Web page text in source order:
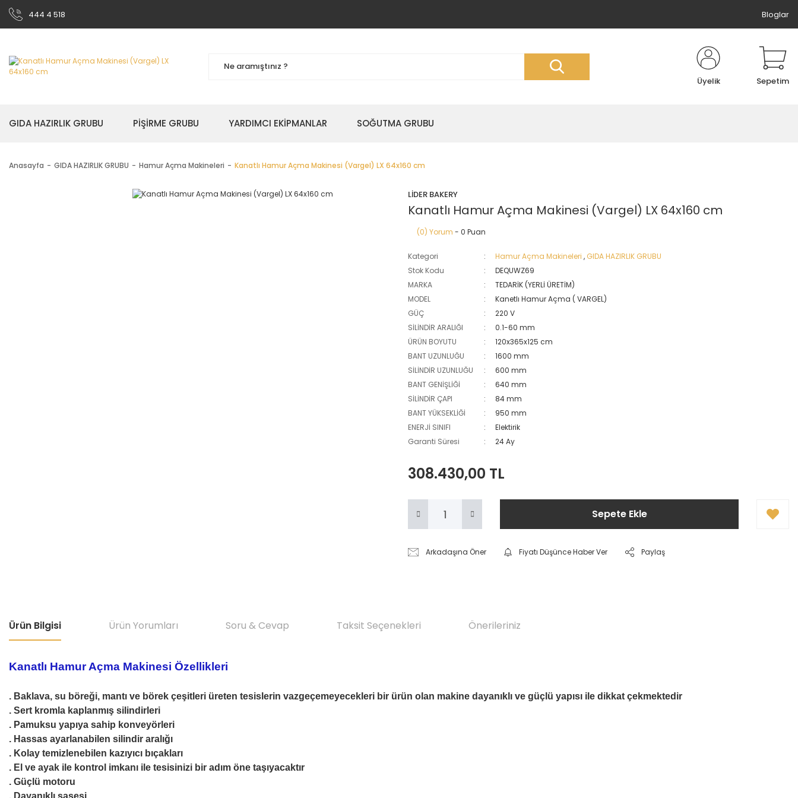
444 4 518 Bloglar
Üyelik Sepetim
GIDA HAZIRLIK GRUBU PİŞİRME GRUBU YARDIMCI EKİPMANLAR SOĞUTMA GRUBU
Anasayfa GIDA HAZIRLIK GRUBU Hamur Açma Makineleri Kanatlı Hamur Açma Makinesi (Vargel) LX 64x160 cm
LİDER BAKERY
Kanatlı Hamur Açma Makinesi (Vargel) LX 64x160 cm
(0) Yorum - 0 Puan
Kategori Hamur Açma Makineleri , GIDA HAZIRLIK GRUBU
Stok Kodu
DEQUWZ69
MARKA
TEDARİK (YERLİ ÜRETİM)
MODEL
Kanetlı Hamur Açma ( VARGEL)
GÜÇ
220 V
SİLİNDİR ARALIĞI
0.1-60 mm
ÜRÜN BOYUTU
120x365x125 cm
BANT UZUNLUĞU
1600 mm
SİLİNDİR UZUNLUĞU
600 mm
BANT GENİŞLİĞİ
640 mm
SİLİNDİR ÇAPI
84 mm
BANT YÜKSEKLİĞİ
950 mm
ENERJİ SINIFI
Elektirik
Garanti Süresi
24 Ay
308.430,00 TL
Sepete Ekle
Arkadaşına Öner Fiyatı Düşünce Haber Ver Paylaş
Ürün Bilgisi Ürün Yorumları Soru & Cevap Taksit Seçenekleri Önerileriniz
Kanatlı Hamur Açma Makinesi Özellikleri
. Baklava, su böreği, mantı ve börek çeşitleri üreten tesislerin vazgeçemeyecekleri bir ürün olan makine dayanıklı ve güçlü yapısı ile dikkat çekmektedir
. Sert kromla kaplanmış silindirleri
. Pamuksu yapıya sahip konveyörleri
. Hassas ayarlanabilen silindir aralığı
. Kolay temizlenebilen kazıyıcı bıçakları
. El ve ayak ile kontrol imkanı ile tesisinizi bir adım öne taşıyacaktır
. Güçlü motoru
. Dayanıklı şasesi